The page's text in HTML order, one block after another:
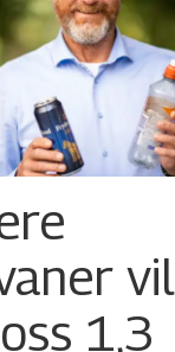
vil
1,3